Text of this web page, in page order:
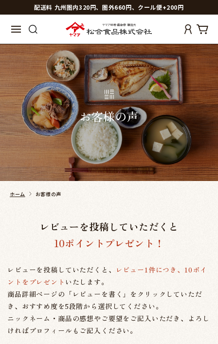
配送料 九州圏内320円、圏外660円、クール便+200円
お客様の声
ホーム お客様の声
レビューを投稿していただくと
10ポイントプレゼント！
レビューを投稿していただくと、 レビュー1件につき、10ポイ
ントをプレゼント いたします。
商品詳細ページの「レビューを書く」をクリックしていただ
き、おすすめ度を5段階から選択してください。
ニックネーム・商品の感想やご要望をご記入いただき、よろし
ければプロフィールもご記入ください。